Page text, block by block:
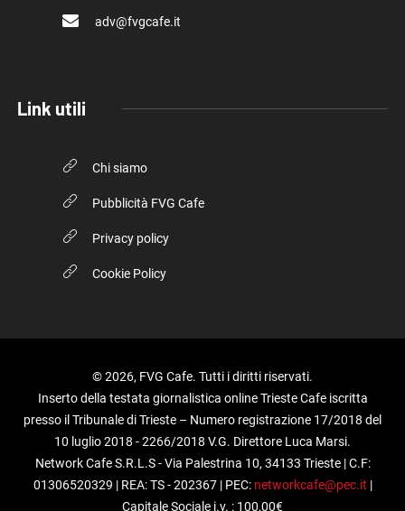
adv@fvgcafe.it
Link utili
Chi siamo
Pubblicità FVG Cafe
Privacy policy
Cookie Policy
© 2026, FVG Cafe. Tutti i diritti riservati.
Inserto della testata giornalistica online Trieste Cafe iscritta
presso il Tribunale di Trieste – Numero registrazione 17/2018 del
10 luglio 2018 - 2266/2018 V.G. Direttore Luca Marsi.
Network Cafe S.R.L.S - Via Palestrina 10, 34133 Trieste | C.F:
01306520329 | REA: TS - 202367 | PEC: networkcafe@pec.it |
Capitale Sociale i.v. : 100,00€